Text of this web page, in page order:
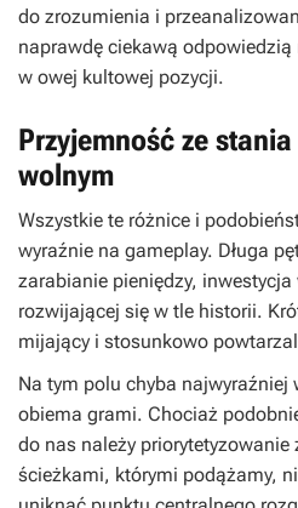
do zrozumienia i
naprawdę ciekawą
w owej kultowej pozycji.
Przyjemność ze
wolnym
Wszystkie te różnice i
wyraźnie na gameplay. Długa
zarabianie pieniędzy,
rozwijającej się w tle historii.
mijający i stosunkowo
Na tym polu chyba najwyraźniej
obiema grami. Chociaż
do nas należy priorytetyzowanie
ścieżkami, którymi podążamy,